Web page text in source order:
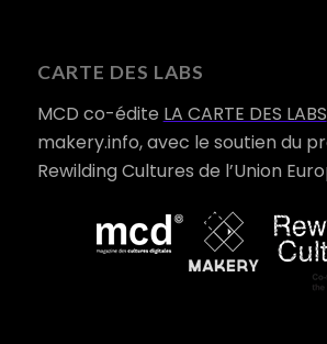
CARTE DES LABS
MCD co-édite LA CARTE DES LABS
makery.info, avec le soutien du
Rewilding Cultures de l’Union